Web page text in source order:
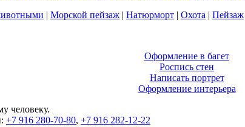
| Морской пейзаж | Натюрморт | Охота | Пейзаж
Оформление в багет
Роспись стен
Написать портрет
Оформление интерьера
человеку.
+7 916 280-70-80, +7 916 282-12-22